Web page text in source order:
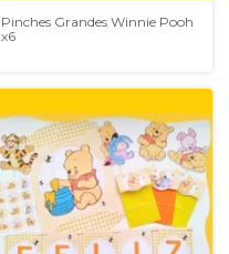
Pinches Grandes Winnie Pooh
x6